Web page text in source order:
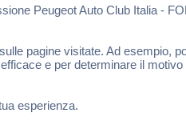
Peugeot Auto Club Italia -
pagine visitate. Ad esempio,
e per determinare il
esperienza.